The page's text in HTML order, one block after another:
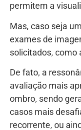
permitem a
Mas, caso seja
exames de
solicitados, como
De fato, a
avaliação mais
ombro, sendo
casos mais
recorrente, ou